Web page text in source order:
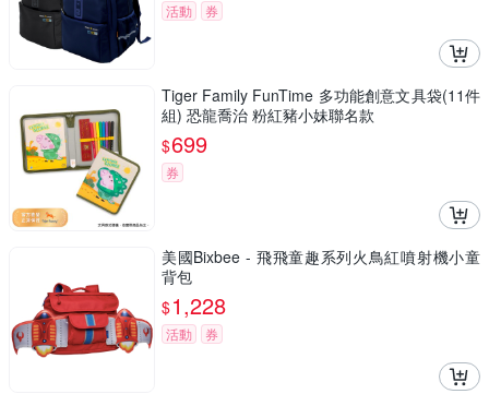
活動 券
Tiger Family FunTime 多功能創意文具袋(11件
組) 恐龍喬治 粉紅豬小妹聯名款
$699
券
美國Bixbee - 飛飛童趣系列火鳥紅噴射機小童
背包
$1,228
活動 券